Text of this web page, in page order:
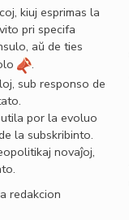
kiuj esprimas la
pri specifa
aŭ de ties
.
sub responso de
por la evoluo
la subskribinto.
novaĵoj,
redakcion